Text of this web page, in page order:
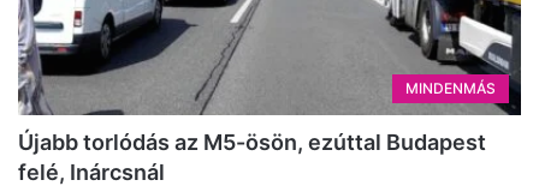
MINDENMÁS
Újabb torlódás az M5-ösön, ezúttal Budapest
felé, Inárcsnál